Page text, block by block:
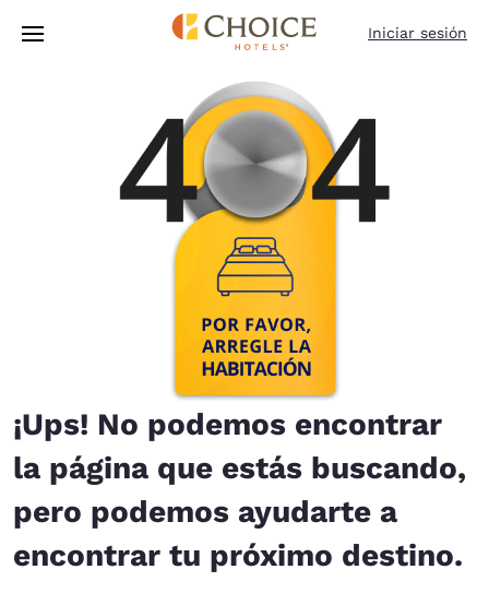
Pasar A Contenido Principal
Iniciar sesión
¡Ups! No podemos encontrar
la página que estás buscando,
pero podemos ayudarte a
encontrar tu próximo destino.